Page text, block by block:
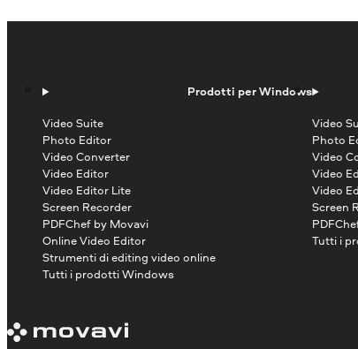
Prodotti per Windows
Video Suite
Photo Editor
Video Converter
Video Editor
Video Editor Lite
Screen Recorder
PDFChef by Movavi
Online Video Editor
Strumenti di editing video online
Tutti i prodotti Windows
Video
Photo
Video
Video
Video
Screen
Tutti i